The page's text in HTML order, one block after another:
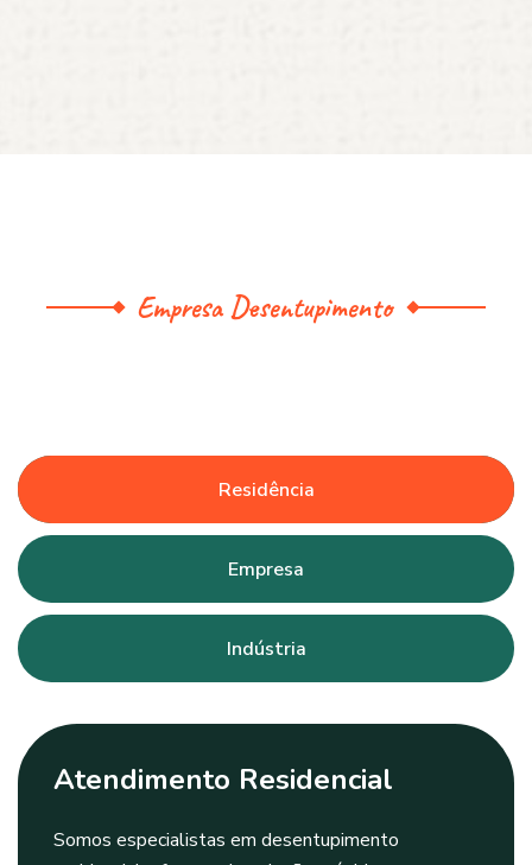
Empresa Desentupimento
Residência
Empresa
Indústria
Atendimento Residencial
Somos especialistas em desentupimento